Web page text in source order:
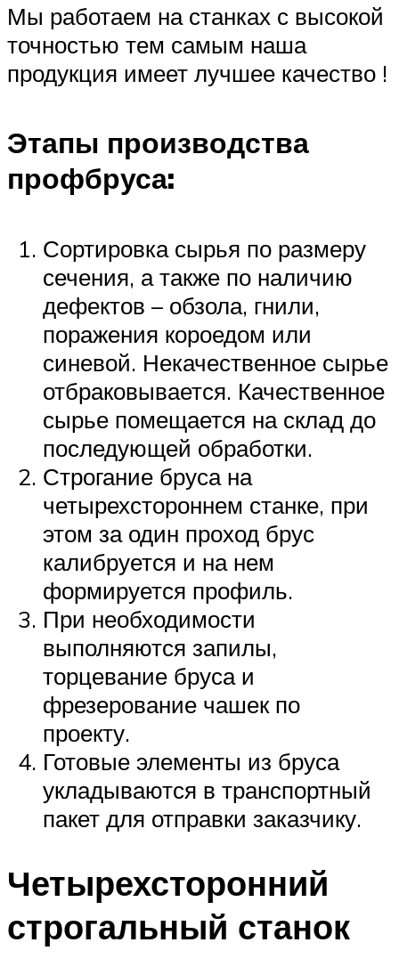
Мы работаем на станках с высокой
точностью тем самым наша
продукция имеет лучшее качество !
Этапы производства
профбруса:
Сортировка сырья по размеру
сечения, а также по наличию
дефектов – обзола, гнили,
поражения короедом или
синевой. Некачественное сырье
отбраковывается. Качественное
сырье помещается на склад до
последующей обработки.
Строгание бруса на
четырехстороннем станке, при
этом за один проход брус
калибруется и на нем
формируется профиль.
При необходимости
выполняются запилы,
торцевание бруса и
фрезерование чашек по
проекту.
Готовые элементы из бруса
укладываются в транспортный
пакет для отправки заказчику.
Четырехсторонний
строгальный станок